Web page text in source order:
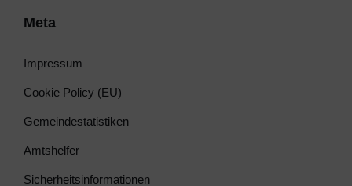
Meta
Impressum
Cookie Policy (EU)
Gemeindestatistiken
Amtshelfer
Sicherheitsinformationen